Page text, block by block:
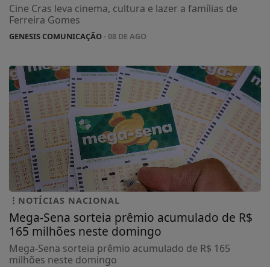
Cine Cras leva cinema, cultura e lazer a famílias de
Ferreira Gomes
GENESIS COMUNICAÇÃO- 08 DE AGO
NOTÍCIAS NACIONAL
Mega-Sena sorteia prêmio acumulado de R$
165 milhões neste domingo
Mega-Sena sorteia prêmio acumulado de R$ 165
milhões neste domingo